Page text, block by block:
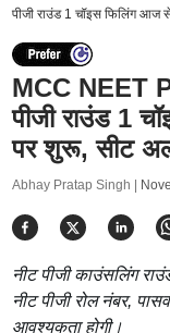
पीजी राउंड 1 चॉइस फिलिंग
MCC NEET
पीजी राउंड 1
पर शुरू, सीट
Abhay Pratap Singh |
नीट पीजी काउंसलिंग
नीट पीजी रोल नंबर,
आवश्यकता होगी।